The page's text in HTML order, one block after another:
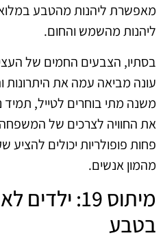
מאפשרת ליהנות מהטבע
ליהנות מהשמש והחום.
בסתיו, הצבעים החמים של
עונה מביאה עמה את
משנה מתי בוחרים לטייל,
את החוויה לצרכים של המשפחה.
פחות פופולריות יכולים להציע
מהמון אנשים.
מיתוס 19:
בטבע